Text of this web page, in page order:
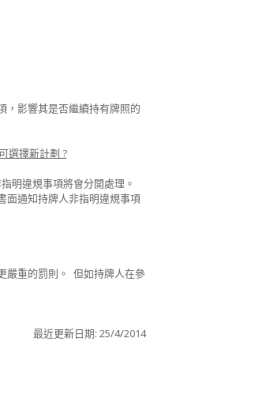
，影響其是否繼續持有牌照的
選擇新計劃 ?
明違規事項將會分開處理。
面通知持牌人非指明違規事項
嚴重的罰則。 但如持牌人在參
最近更新日期: 25/4/2014